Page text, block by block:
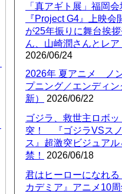
「真アギト展」福岡
『Project G4』上映
が25年振りに舞台挨
ん、山崎潤さんとレア
2026/06/24
2026年 夏アニメ ノ
プニング／エンディ
新）
2026/06/22
ゴジラ、救世主ロボ
突！ 『ゴジラVSス
ス』超激突ビジュア
禁！
2026/06/18
君はヒーローになれ
カデミア』アニメ10